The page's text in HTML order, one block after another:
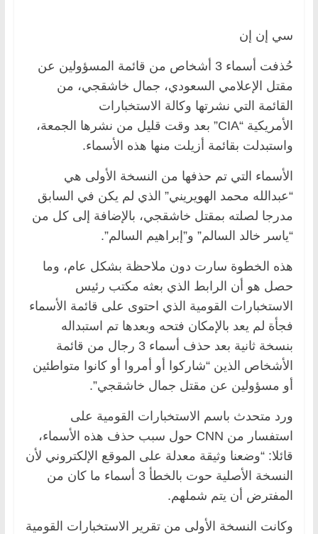
سي إن إن
حُذفت أسماء 3 أشخاص من قائمة المسؤولين عن
مقتل الإعلامي السعودي، جمال خاشقجي، من
القائمة التي نشرتها وكالة الاستخبارات
الأمريكية “CIA” بعد وقت قليل من نشرها الجمعة،
واستبدلت بقائمة أزيلت منها هذه الأسماء.
الأسماء التي تم حذفها من النسخة الأولى هي
“عبدالله محمد الهويريني” الذي لم يكن في السابق
مدرجا لصلته بمقتل خاشقجي، بالإضافة إلى كل من
“ياسر خالد السالم” و”إبراهيم السالم”.
هذه الخطوة سارت دون ملاحظة بشكل عام، وما
حصل هو أن الرابط الذي بعثه مكتب رئيس
الاستخبارات القومية الذي احتوى على قائمة الأسماء
فجأة لم يعد بالإمكان فتحه وبعدها تم استبداله
بنسخة ثانية بعد حذف أسماء 3 رجال من قائمة
الأشخاص الذين “شاركوا أو أمروا أو كانوا متواطئين
أو مسؤولين عن مقتل جمال خاشقجي”.
ورد متحدث باسم الاستخبارات القومية على
استفسار من CNN حول سبب حذف هذه الأسماء،
قائلا: “وضعنا وثيقة معدلة على الموقع الإلكتروني لأن
النسخة الأصلية حوت بالخطأ 3 أسماء ما كان من
المفترض أن يتم شملهم.
وكانت النسخة الأولى من تقرير الاستخبارات القومية